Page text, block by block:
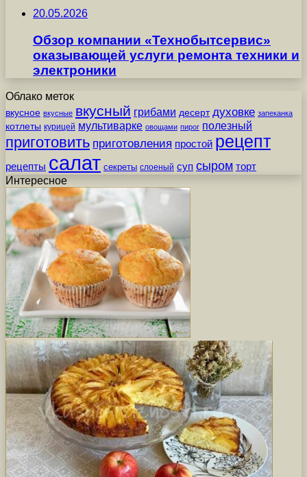
20.05.2026
Обзор компании «Технобытсервис»
оказывающей услуги ремонта техники и
электроники
Облако меток
вкусное вкусные вкусный грибами десерт духовке запеканка
котлеты курицей мультиварке овощами пирог полезный
приготовить приготовления простой рецепт
рецепты салат секреты слоеный суп сыром торт
Интересное